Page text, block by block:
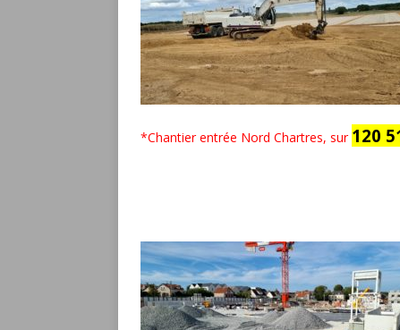
*Chantier entrée Nord Chartres, sur 120